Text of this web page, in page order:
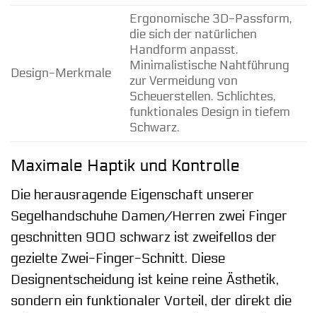
Design-Merkmale
Ergonomische 3D-Passform,
die sich der natürlichen
Handform anpasst.
Minimalistische Nahtführung
zur Vermeidung von
Scheuerstellen. Schlichtes,
funktionales Design in tiefem
Schwarz.
Maximale Haptik und Kontrolle
Die herausragende Eigenschaft unserer
Segelhandschuhe Damen/Herren zwei Finger
geschnitten 900 schwarz ist zweifellos der
gezielte Zwei-Finger-Schnitt. Diese
Designentscheidung ist keine reine Ästhetik,
sondern ein funktionaler Vorteil, der direkt die